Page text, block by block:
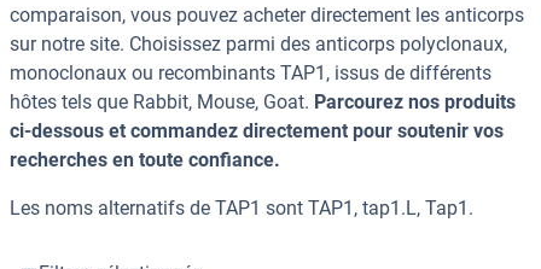
comparaison, vous pouvez acheter directement les anticorps
sur notre site. Choisissez parmi des anticorps polyclonaux,
monoclonaux ou recombinants TAP1, issus de différents
hôtes tels que Rabbit, Mouse, Goat. Parcourez nos produits
ci-dessous et commandez directement pour soutenir vos
recherches en toute confiance.
Les noms alternatifs de TAP1 sont TAP1, tap1.L, Tap1.